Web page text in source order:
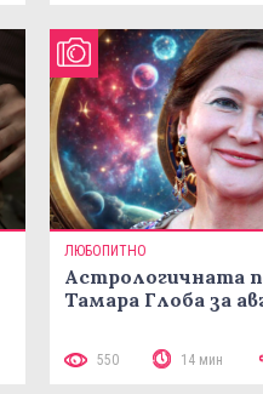
ЛЮБОПИТНО
Астрологичната
Тамара Глоба за
550 14 мин